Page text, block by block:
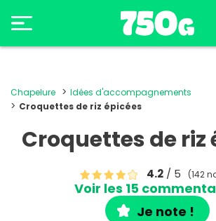
Chapelure
Idées d'accompagnements
Croquettes de riz épicées
Croquettes de riz
4.2 / 5 (142
Voir les 15
Je note !